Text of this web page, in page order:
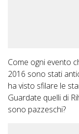
Come ogni evento
2016 sono stati
ha visto sfilare le
Guardate quelli di
sono pazzeschi?